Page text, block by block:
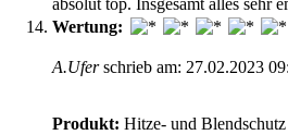
Wertung:
A.Ufer schrieb am: 27.02.2023
Produkt: Hitze- und Blendschutz